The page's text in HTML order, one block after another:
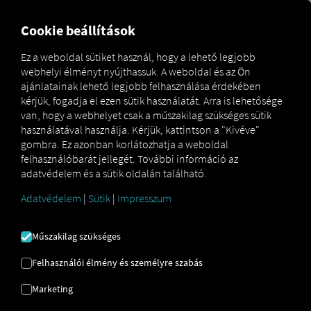
ADATVÉDELEM
Üzleti partnereknek
1. Általános információk
való jogainak védelme rendkívül fontos a TB Digital
Cookie beállítások
Ez a weboldal sütiket használ, hogy a lehető legjobb
webhelyi élményt nyújthassuk. A weboldal és az Ön
ajánlatainak lehető legjobb felhasználása érdekében
kérjük, fogadja el ezen sütik használatát. Arra is lehetősége
van, hogy a webhelyet csak a műszakilag szükséges sütik
használatával használja. Kérjük, kattintson a "Kivéve"
gombra. Ez azonban korlátozhatja a weboldal
felhasználóbarát jellegét. További információ az
adatvédelem és a sütik oldalán található.
Adatvédelem | Sütik | Impresszum
Műszakilag szükséges
Felhasználói élmény és személyre szabás
Marketing